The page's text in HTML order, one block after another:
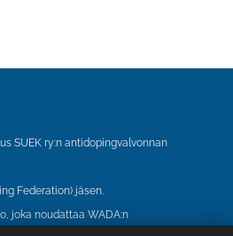
SUEK ry:n antidopingvalvonnan
Federation) jäsen.
joka noudattaa WADA:n